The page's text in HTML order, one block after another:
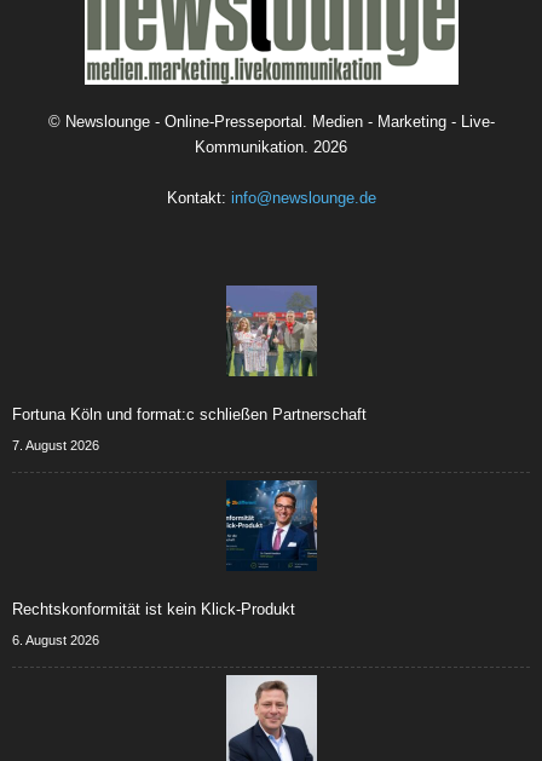
© Newslounge - Online-Presseportal. Medien - Marketing - Live-
Kommunikation. 2026
Kontakt: info@newslounge.de
Fortuna Köln und format:c schließen Partnerschaft
7. August 2026
Rechtskonformität ist kein Klick-Produkt
6. August 2026